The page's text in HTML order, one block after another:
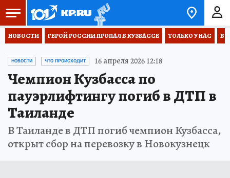
НОВОСТИ ГЕРОЙ РОССИИ ПРОПАЛ В КУЗБАССЕ ТОЛЬКО У НАС
НОВОСТИ ЧТО ПРОИСХОДИТ 16 апреля 2026 12:18
Чемпион Кузбасса по
пауэрлифтингу погиб в ДТП в
Таиланде
В Таиланде в ДТП погиб чемпион Кузбасса,
открыт сбор на перевозку в Новокузнецк